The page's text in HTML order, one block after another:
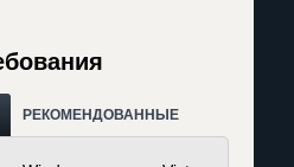
РЕКОМЕНДОВАННЫЕ